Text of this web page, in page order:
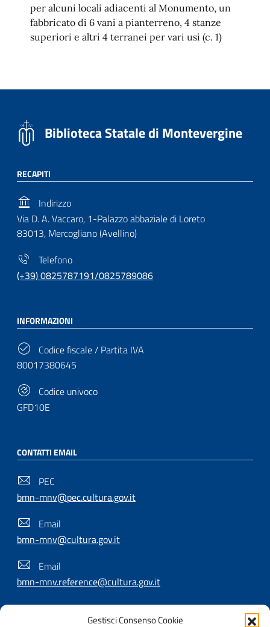
Gestisci Consenso Cookie
per alcuni locali adiacenti al Monumento, un
fabbricato di 6 vani a pianterreno, 4 stanze
superiori e altri 4 terranei per vari usi (c. 1)
Biblioteca Statale di Montevergine
RECAPITI
Indirizzo
Via D. A. Vaccaro, 1-Palazzo abbaziale di Loreto
83013, Mercogliano (Avellino)
Telefono
(+39) 0825787191/0825789086
INFORMAZIONI
Codice fiscale / Partita IVA
80017380645
Codice univoco
GFD10E
CONTATTI EMAIL
PEC
bmn-mnv@pec.cultura.gov.it
Email
bmn-mnv@cultura.gov.it
Email
bmn-mnv.reference@cultura.gov.it